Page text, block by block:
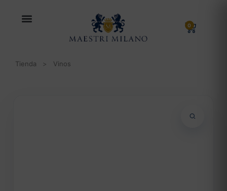
0
Tienda > Vinos